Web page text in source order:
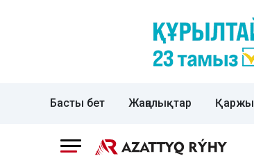
Басты бет Жаңалықтар Қаржы